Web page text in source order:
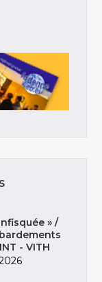
» /
- VITH